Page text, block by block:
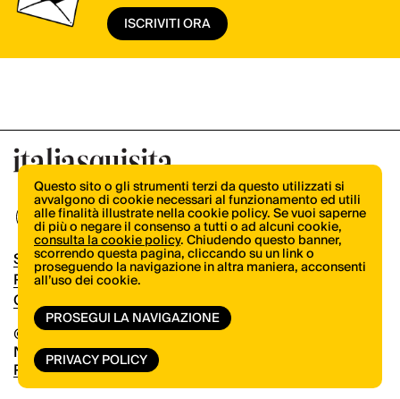
ISCRIVITI ORA
© Copyright 2026.Vertical.it
N.ro Iscrizione ROC 32504
Privacy Policy
Shop
Pubblicità
Contatti
Questo sito o gli strumenti terzi da questo utilizzati si
avvalgono di cookie necessari al funzionamento ed utili
alle finalità illustrate nella cookie policy. Se vuoi saperne
di più o negare il consenso a tutti o ad alcuni cookie,
consulta la cookie policy. Chiudendo questo banner,
scorrendo questa pagina, cliccando su un link o
proseguendo la navigazione in altra maniera, acconsenti
all’uso dei cookie.
PROSEGUI LA NAVIGAZIONE
PRIVACY POLICY